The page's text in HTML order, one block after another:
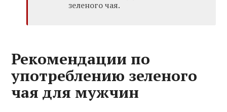
зеленого чая.
Рекомендации по
употреблению зеленого
чая для мужчин